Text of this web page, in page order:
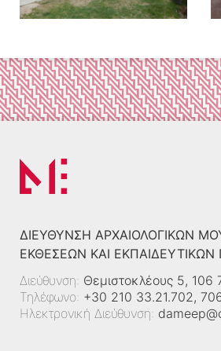
ΔΙΕΎΘΥΝΣΗ ΑΡΧΑΙΟΛΟΓΙΚΏΝ
ΕΚΘΈΣΕΩΝ ΚΑΙ
Διεύθυνση: Θεμιστοκλέους 5, 106
Τηλέφωνο: +30 210 33.21.702,
Ηλεκτρονική Διεύθυνση: